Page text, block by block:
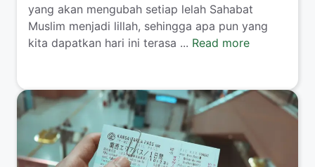
yang akan mengubah setiap lelah Sahabat
Muslim menjadi lillah, sehingga apa pun yang
kita dapatkan hari ini terasa ... Read more